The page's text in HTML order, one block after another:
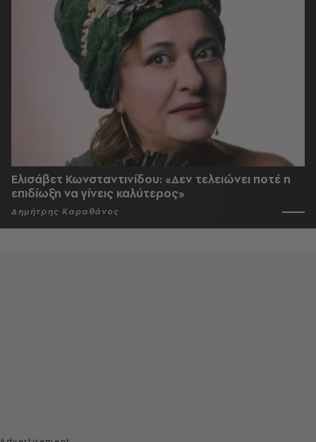
Ελισάβετ Κωνσταντινίδου: «Δεν τελειώνει ποτέ η
επιδίωξη να γίνεις καλύτερος»
Δημήτρης Καραθάνος